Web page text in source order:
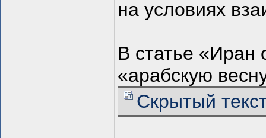
на условиях
В статье «Иран
«арабскую
Скрытый